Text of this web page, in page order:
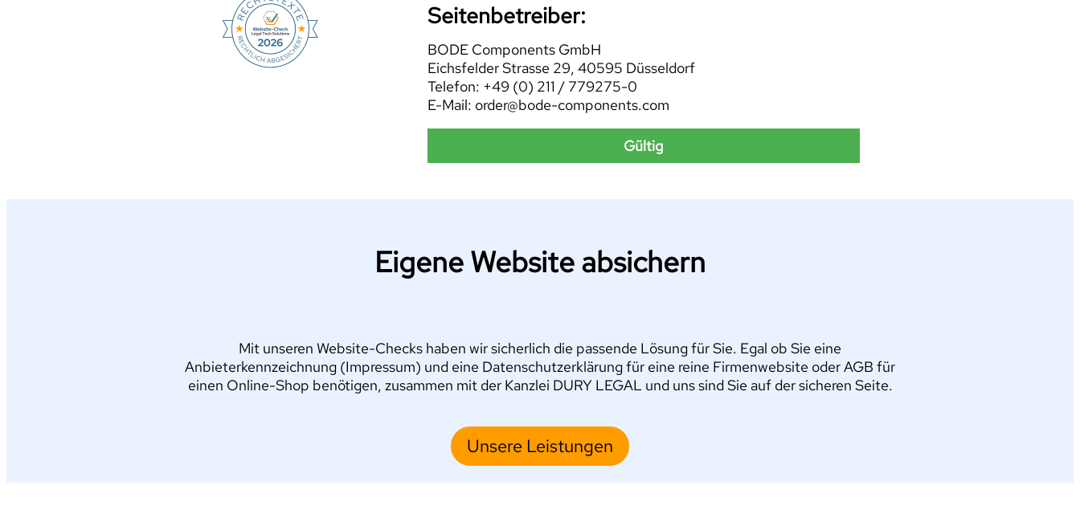
Seitenbetreiber:
BODE Components GmbH
Eichsfelder Strasse 29, 40595 Düsseldorf
Telefon: +49 (0) 211 / 779275-0
E-Mail: order@bode-components.com
Gültig
Eigene Website absichern
Mit unseren Website-Checks haben wir sicherlich die passende Lösung für Sie. Egal ob Sie eine
Anbieterkennzeichnung (Impressum) und eine Datenschutzerklärung für eine reine Firmenwebsite oder AGB für
einen Online-Shop benötigen, zusammen mit der Kanzlei DURY LEGAL und uns sind Sie auf der sicheren Seite.
Unsere Leistungen